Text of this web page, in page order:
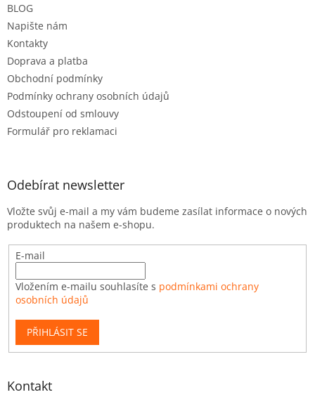
BLOG
Napište nám
Kontakty
Doprava a platba
Obchodní podmínky
Podmínky ochrany osobních údajů
Odstoupení od smlouvy
Formulář pro reklamaci
Odebírat newsletter
Vložte svůj e-mail a my vám budeme zasílat informace o nových
produktech na našem e-shopu.
E-mail
Vložením e-mailu souhlasíte s podmínkami ochrany
osobních údajů
PŘIHLÁSIT SE
Kontakt